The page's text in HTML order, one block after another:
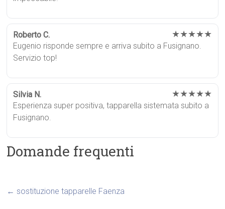
Roberto C. ★★★★★
Eugenio risponde sempre e arriva subito a Fusignano.
Servizio top!
Silvia N. ★★★★★
Esperienza super positiva, tapparella sistemata subito a
Fusignano.
Domande frequenti
← sostituzione tapparelle Faenza